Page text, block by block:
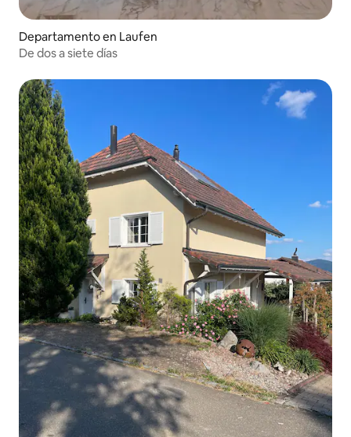
Departamento en Laufen
De dos a siete días